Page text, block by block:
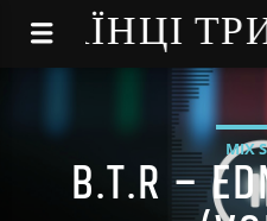
-
MIX
B.T.R –